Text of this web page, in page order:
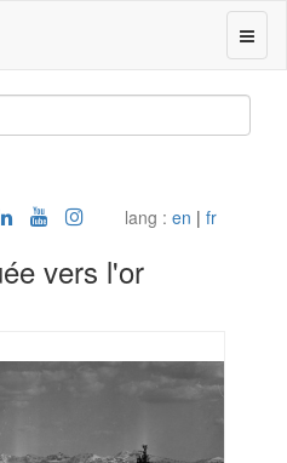
lang : en | fr
vers l'or